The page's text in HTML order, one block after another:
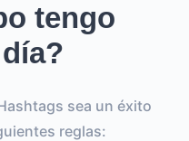
tengo
sea un éxito
reglas: